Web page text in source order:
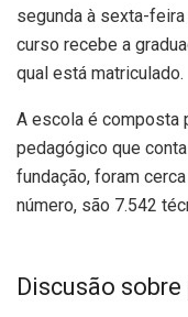
segunda à sexta-
curso recebe a
qual está matriculado.
A escola é composta
pedagógico que
fundação, foram
número, são 7.542
Discusão